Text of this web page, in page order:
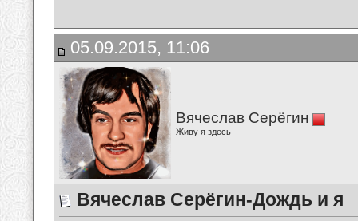
05.09.2015, 11:06
Вячеслав Серёгин
Живу я здесь
Вячеслав Серёгин-Дождь и я